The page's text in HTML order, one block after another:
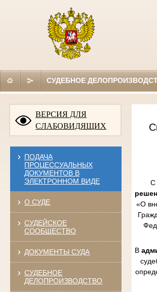
СУДЕБНОЕ
ВЕРСИЯ ДЛЯ
СЛАБОВИДЯЩИХ
ПОДАЧА
ПРОЦЕССУАЛЬНЫХ
ДОКУМЕНТОВ В
ЭЛЕКТРОННОМ ВИДЕ
О СУДЕ
СУДЕЙСКОЕ
СООБЩЕСТВО
ДОКУМЕНТЫ СУДА
СУДЕБНОЕ
ДЕЛОПРОИЗВОДСТВО
С
«О
В